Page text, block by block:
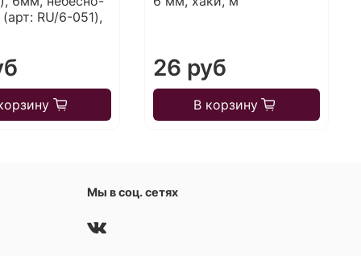
RU/6-051),
26 руб
В корзину
Мы в соц. сетях